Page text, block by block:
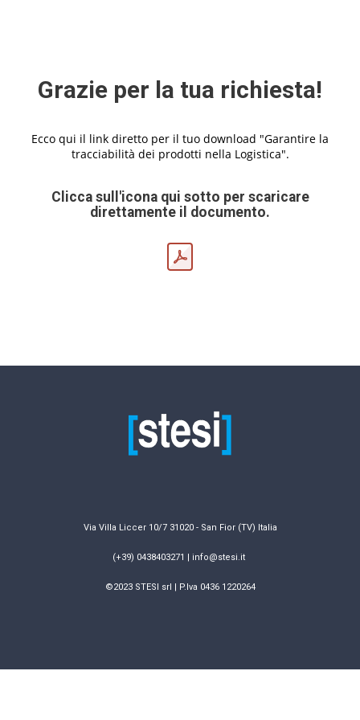
Grazie per la tua richiesta!
Ecco qui il link diretto per il tuo download "Garantire la
tracciabilità dei prodotti nella Logistica".
Clicca sull'icona qui sotto per scaricare
direttamente il documento.
Via Villa Liccer 10/7 31020 - San Fior (TV) Italia
(+39) 0438403271 | info@stesi.it
©2023 STESI srl | P.Iva 0436 1220264